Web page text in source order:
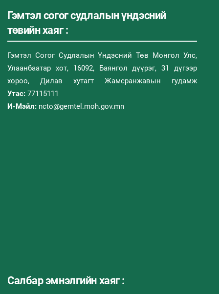
Гэмтэл согог судлалын үндэсний
төвийн хаяг :
Гэмтэл Согог Судлалын Үндэсний Төв Монгол Улс,
Улаанбаатар хот, 16092, Баянгол дүүрэг, 31 дүгээр
хороо, Дилав хутагт Жамсранжавын гудамж
Утас: 77115111
И-Мэйл: ncto@gemtel.moh.gov.mn
Салбар эмнэлгийн хаяг :